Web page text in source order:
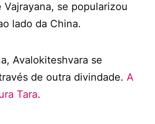
Vajrayana, se popularizou
lado da China.
Avalokiteshvara se
de outra divindade. A
Tara.